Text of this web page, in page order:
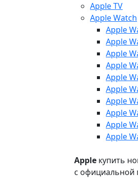
Apple TV
Apple Watch
Apple
Apple
Apple
Apple
Apple
Apple
Apple
Apple
Apple
Apple
Apple купить
с официальной